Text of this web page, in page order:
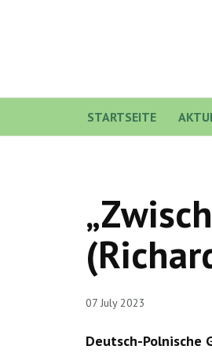
STARTSEITE
07 July 2023
Deutsch-Polnische